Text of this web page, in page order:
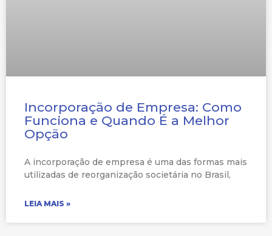
Incorporação de Empresa: Como
Funciona e Quando É a Melhor
Opção
A incorporação de empresa é uma das formas mais
utilizadas de reorganização societária no Brasil,
LEIA MAIS »